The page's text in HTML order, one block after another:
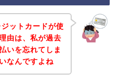
ットカードが使
由は、私が過去
いを忘れてしま
なんですよね